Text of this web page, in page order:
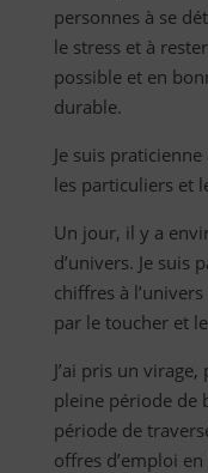
personnes à se
le stress et à
possible et en
durable.
Je suis
les particuliers et
Un jour, il y a
d’univers. Je suis
chiffres à
par le toucher et
J’ai pris un
pleine période de
période de
offres d’emploi